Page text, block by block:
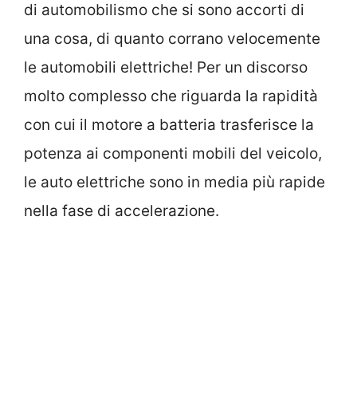
di automobilismo che si sono accorti di
una cosa, di quanto corrano velocemente
le automobili elettriche! Per un discorso
molto complesso che riguarda la rapidità
con cui il motore a batteria trasferisce la
potenza ai componenti mobili del veicolo,
le auto elettriche sono in media più rapide
nella fase di accelerazione.